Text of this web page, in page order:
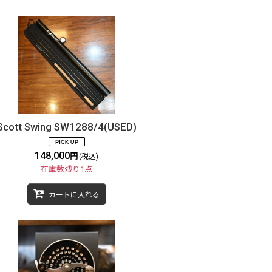
Swing SW1288/4(USED)
148,000円(税込)
在庫数残り1点
カートに入れる